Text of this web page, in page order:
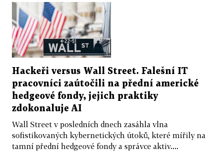
Hackeři versus Wall Street. Falešní IT
pracovníci zaútočili na přední americké
hedgeové fondy, jejich praktiky
zdokonaluje AI
Wall Street v posledních dnech zasáhla vlna
sofistikovaných kybernetických útoků, které mířily na
tamní přední hedgeové fondy a správce aktiv....